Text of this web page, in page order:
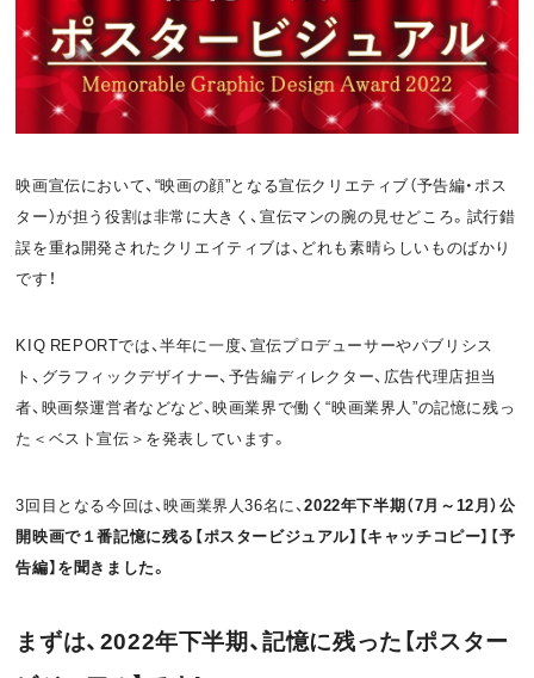
KIQ REPORTとは? 運営会社
お問い合わせ 利用規約
プライバシーポリシー 関連リンク
OFFICIAL
T
i
t
t
r
a
c
e
o
k
o
d
c
s
映画宣伝において、“映画の顔”となる宣伝クリエティブ（予告編・ポス
ター）が担う役割は非常に大きく、宣伝マンの腕の見せどころ。試行錯
誤を重ね開発されたクリエイティブは、どれも素晴らしいものばかり
です！
KIQ REPORTでは、半年に一度、宣伝プロデューサーやパブリシス
ト、グラフィックデザイナー、予告編ディレクター、広告代理店担当
者、映画祭運営者などなど、映画業界で働く“映画業界人”の記憶に残っ
た＜ベスト宣伝＞を発表しています。
3回目となる今回は、映画業界人36名に、2022年下半期（7月～12月）公
開映画で１番記憶に残る【ポスタービジュアル】【キャッチコピー】【予
告編】を聞きました。
まずは、2022年下半期、記憶に残った【ポスター